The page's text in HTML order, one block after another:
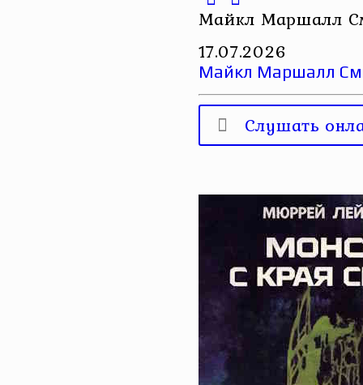
Майкл Маршалл
17.07.2026
Майкл Маршалл
Слушать